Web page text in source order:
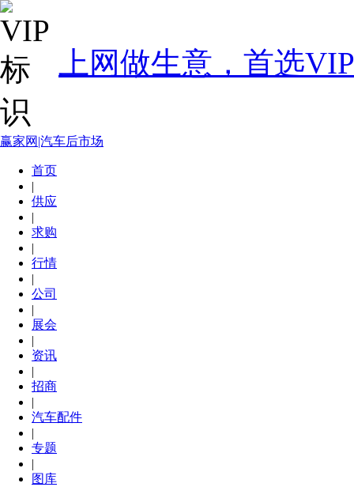
上网做生意，首选
赢家网|汽车后市场
首页
|
供应
|
求购
|
行情
|
公司
|
展会
|
资讯
|
招商
|
汽车配件
|
专题
|
图库